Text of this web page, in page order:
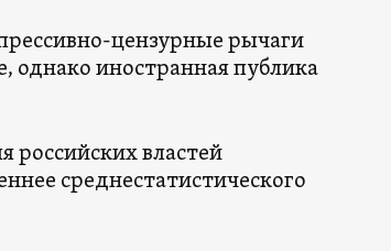
цензурные рычаги
однако иностранная публика
российских властей
среднестатистического